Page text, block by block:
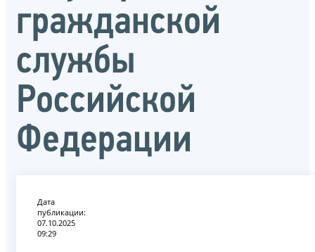
гражданской
службы
Российской
Федерации
Дата
публикации:
07.10.2025
09:29